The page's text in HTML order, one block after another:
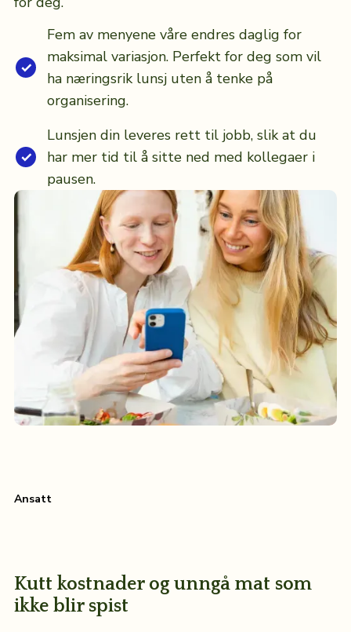
Fem av menyene våre endres daglig for
maksimal variasjon. Perfekt for deg som vil
ha næringsrik lunsj uten å tenke på
organisering.
Lunsjen din leveres rett til jobb, slik at du
har mer tid til å sitte ned med kollegaer i
pausen.
Ansatt
Kutt kostnader og unngå mat som
ikke blir spist